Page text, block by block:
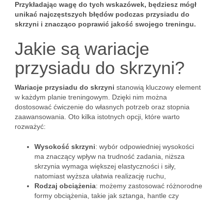
Przykładając wagę do tych wskazówek, będziesz mógł
unikać najczęstszych błędów podczas przysiadu do
skrzyni i znacząco poprawić jakość swojego treningu.
Jakie są wariacje
przysiadu do skrzyni?
Wariacje przysiadu do skrzyni stanowią kluczowy element
w każdym planie treningowym. Dzięki nim można
dostosować ćwiczenie do własnych potrzeb oraz stopnia
zaawansowania. Oto kilka istotnych opcji, które warto
rozważyć:
Wysokość skrzyni: wybór odpowiedniej wysokości
ma znaczący wpływ na trudność zadania, niższa
skrzynia wymaga większej elastyczności i siły,
natomiast wyższa ułatwia realizację ruchu,
Rodzaj obciążenia: możemy zastosować różnorodne
formy obciążenia, takie jak sztanga, hantle czy